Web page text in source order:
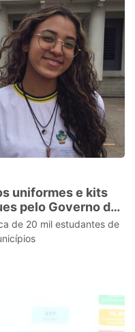
uniformes e kits
pelo Governo de
de 20 mil estudantes de